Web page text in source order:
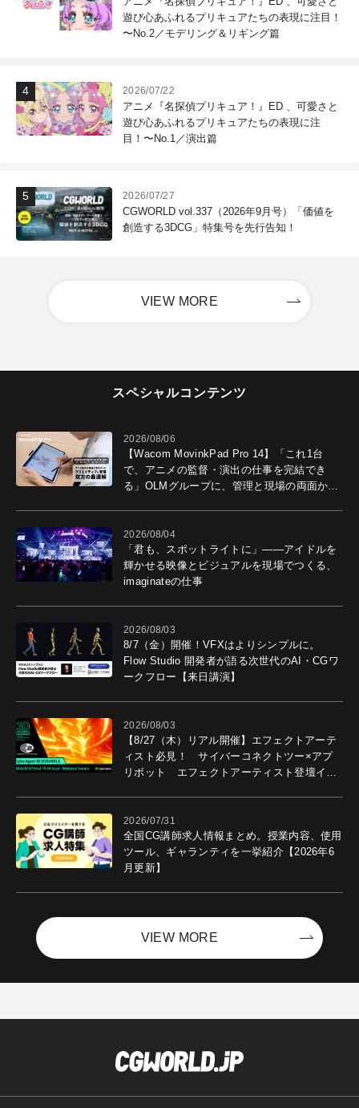
遊び心あふれるプリキュアたちの表現に注目！
〜No.2／モデリング＆リギング篇
2026/07/22
アニメ『名探偵プリキュア！』ED 、可愛さと
遊び心あふれるプリキュアたちの表現に注
目！〜No.1／演出篇
2026/07/27
CGWORLD vol.337（2026年9月号）「価値を
創造する3DCG」特集号を先行告知！
VIEW MORE
スペシャルコンテンツ
2026/08/06
【Wacom MovinkPad Pro 14】「これ1台
で、アニメの監督・演出の仕事を完結でき
る」OLMグループに、管理と現場の両面から
2026/08/04
「君も、スポットライトに」――アイドルを
輝かせる映像とビジュアルを現場でつくる、
imaginateの仕事
2026/08/03
8/7（金）開催！VFXはよりシンプルに。
Flow Studio 開発者が語る次世代のAI・CGワ
ークフロー【来日講演】
2026/08/03
【8/27（木）リアル開催】エフェクトアーテ
ィスト必見！ サイバーコネクトツー×アプ
リボット エフェクトアーティスト登壇イベ
2026/07/31
全国CG講師求人情報まとめ。授業内容、使用
ツール、ギャランティを一挙紹介【2026年6
月更新】
VIEW MORE